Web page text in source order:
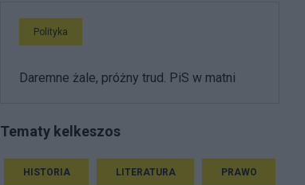
Polityka
Daremne żale, próżny trud. PiS w matni
Tematy kelkeszos
HISTORIA LITERATURA PRAWO